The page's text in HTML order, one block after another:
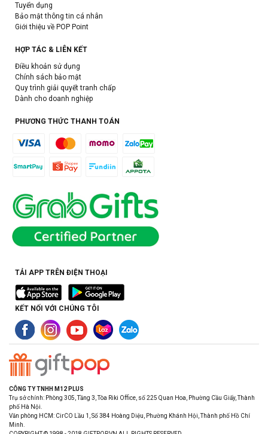
Tuyển dụng
Bảo mật thông tin cá nhân
Giới thiệu về POP Point
HỢP TÁC & LIÊN KẾT
Điều khoản sử dụng
Chính sách bảo mật
Quy trình giải quyết tranh chấp
Dành cho doanh nghiệp
PHƯƠNG THỨC THANH TOÁN
TẢI APP TRÊN ĐIỆN THOẠI
KẾT NỐI VỚI CHÚNG TÔI
CÔNG TY TNHH M12 PLUS
Trụ sở chính: Phòng 305, Tầng 3, Tòa Riki Office, số 225 Quan Hoa, Phường Cầu Giấy, Thành
phố Hà Nội.
Văn phòng HCM: CirCO Lầu 1, Số 384 Hoàng Diệu, Phường Khánh Hội, Thành phố Hồ Chí
Minh.